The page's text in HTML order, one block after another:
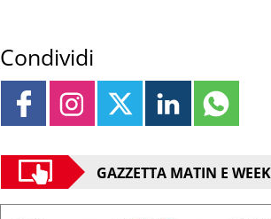
Condividi
GAZZETTA MATIN E